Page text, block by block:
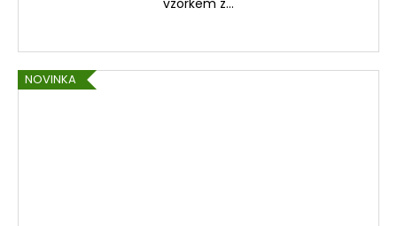
vzorkem z...
NOVINKA